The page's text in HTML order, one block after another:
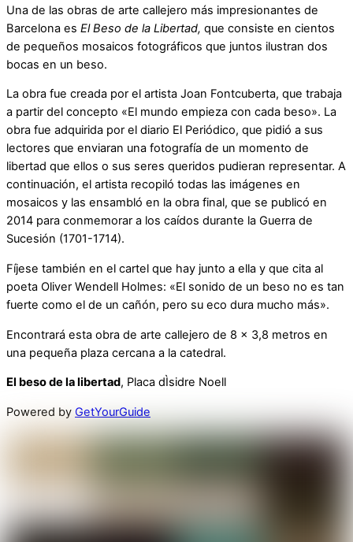
Una de las obras de arte callejero más impresionantes de
Barcelona es El Beso de la Libertad, que consiste en cientos
de pequeños mosaicos fotográficos que juntos ilustran dos
bocas en un beso.
La obra fue creada por el artista Joan Fontcuberta, que trabaja
a partir del concepto «El mundo empieza con cada beso». La
obra fue adquirida por el diario El Periódico, que pidió a sus
lectores que enviaran una fotografía de un momento de
libertad que ellos o sus seres queridos pudieran representar. A
continuación, el artista recopiló todas las imágenes en
mosaicos y las ensambló en la obra final, que se publicó en
2014 para conmemorar a los caídos durante la Guerra de
Sucesión (1701-1714).
Fíjese también en el cartel que hay junto a ella y que cita al
poeta Oliver Wendell Holmes: «El sonido de un beso no es tan
fuerte como el de un cañón, pero su eco dura mucho más».
Encontrará esta obra de arte callejero de 8 x 3,8 metros en
una pequeña plaza cercana a la catedral.
El beso de la libertad, Placa dÌsidre Noell
Powered by GetYourGuide